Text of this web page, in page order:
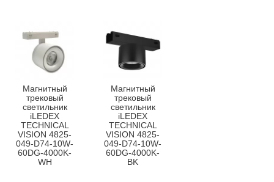
Магнитный
трековый
светильник
iLEDEX
TECHNICAL
VISION 4825-
049-D74-10W-
60DG-4000K-
WH
Магнитный
трековый
светильник
iLEDEX
TECHNICAL
VISION 4825-
049-D74-10W-
60DG-4000K-
BK